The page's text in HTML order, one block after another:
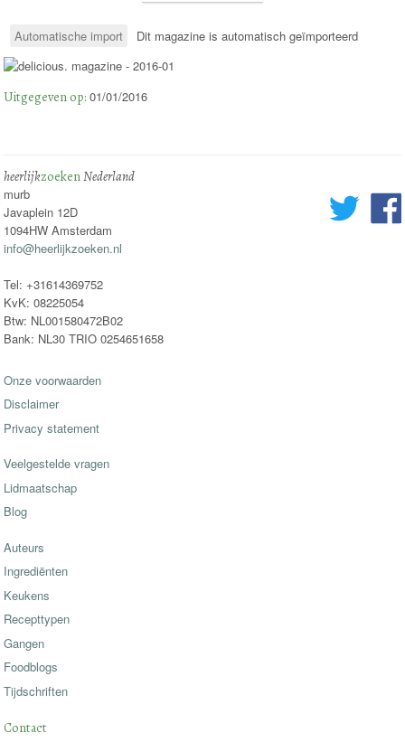
Automatische import Dit magazine is automatisch geïmporteerd
Uitgegeven op: 01/01/2016
heerlijkzoekenNederland
murb
Javaplein 12D
1094HW Amsterdam
info@heerlijkzoeken.nl
Tel: +31614369752
KvK: 08225054
Btw: NL001580472B02
Bank: NL30 TRIO 0254651658
Onze voorwaarden
Disclaimer
Privacy statement
Veelgestelde vragen
Lidmaatschap
Blog
Auteurs
Ingrediënten
Keukens
Recepttypen
Gangen
Foodblogs
Tijdschriften
Contact